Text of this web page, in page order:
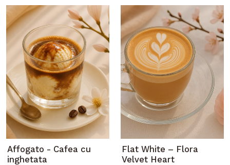
Affogato - Cafea cu
inghetata
Flat White – Flora
Velvet Heart